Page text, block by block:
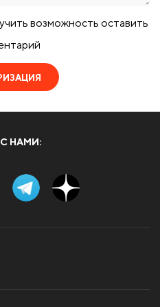
возможность оставить
НАМИ: